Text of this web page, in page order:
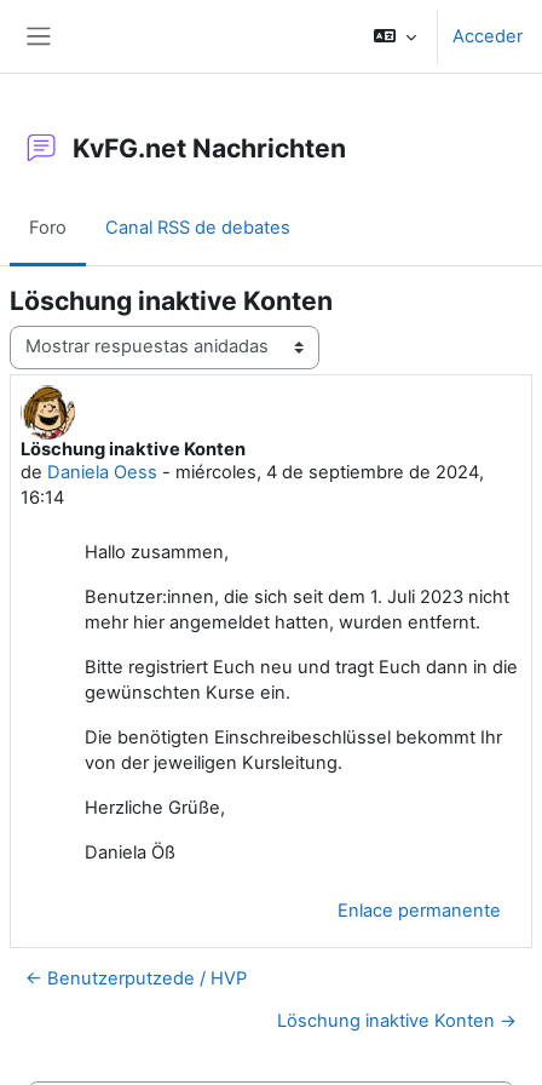
Acceder
KvFG.net Nachrichten
Foro Canal RSS de debates
Löschung inaktive Konten
Mostrar modo
Löschung inaktive Konten
de Daniela Oess - miércoles, 4 de septiembre de 2024,
16:14
Número de respuestas: 0
Hallo zusammen,
Benutzer:innen, die sich seit dem 1. Juli 2023 nicht
mehr hier angemeldet hatten, wurden entfernt.
Bitte registriert Euch neu und tragt Euch dann in die
gewünschten Kurse ein.
Die benötigten Einschreibeschlüssel bekommt Ihr
von der jeweiligen Kursleitung.
Herzliche Grüße,
Daniela Öß
Enlace permanente
← Benutzerputzede / HVP
Löschung inaktive Konten →